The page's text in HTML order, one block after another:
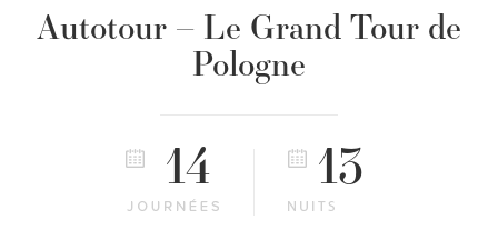
Autotour – Le Grand Tour de
Pologne
14 13